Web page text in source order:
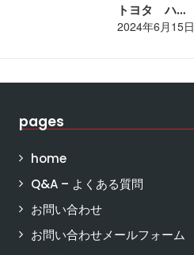
トヨタ ハ…
2024年6月15日
pages
home
Q&A – よくある質問
お問い合わせ
お問い合わせメールフォーム